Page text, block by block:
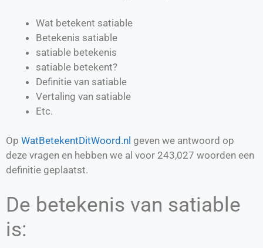
Wat betekent satiable
Betekenis satiable
satiable betekenis
satiable betekent?
Definitie van satiable
Vertaling van satiable
Etc.
Op WatBetekentDitWoord.nl geven we antwoord op
deze vragen en hebben we al voor 243,027 woorden een
definitie geplaatst.
De betekenis van satiable
is: